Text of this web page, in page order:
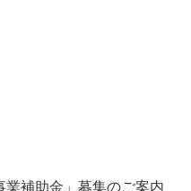
業補助金」募集のご案内